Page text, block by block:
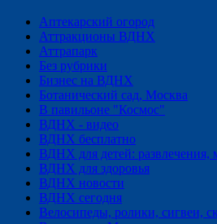
Аптекарский огород
Аттракционы ВДНХ
Аттрапарк
Без рубрики
Бизнес на ВДНХ
Ботанический сад, Москва
В павильоне "Космос"
ВДНХ - видео
ВДНХ бесплатно
ВДНХ для детей: развлечения,
ВДНХ для здоровья
ВДНХ новости
ВДНХ сегодня
Велосипеды, ролики, сигвеи,